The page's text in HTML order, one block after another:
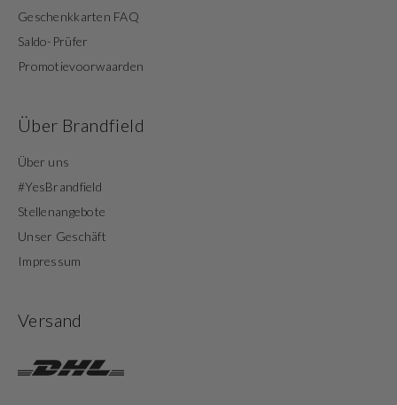
Geschenkkarten FAQ
Saldo-Prüfer
Promotievoorwaarden
Über Brandfield
Über uns
#YesBrandfield
Stellenangebote
Unser Geschäft
Impressum
Versand